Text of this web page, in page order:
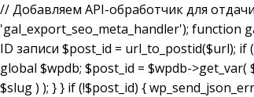
// Добавляем API-обработчик для
'gal_export_seo_meta_handler'); function
ID записи $post_id = url_to_postid($url);
global $wpdb; $post_id = $wpdb-
$slug ) ); } } if (!$post_id) {